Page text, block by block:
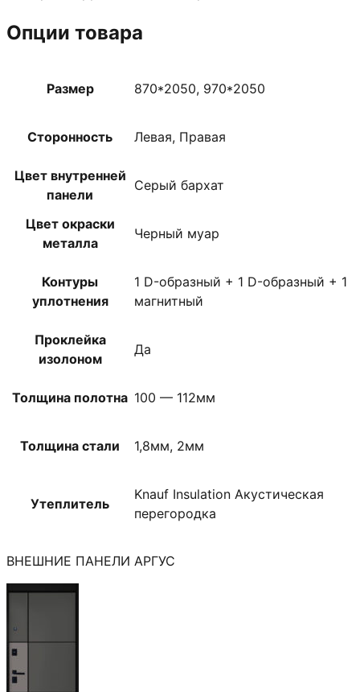
Опции товара
Размер 870*2050, 970*2050
Сторонность Левая, Правая
Цвет внутренней
панели
Серый бархат
Цвет окраски
металла
Черный муар
Контуры
уплотнения
1 D-образный + 1 D-образный + 1
магнитный
Проклейка
изолоном
Да
Толщина полотна 100 — 112мм
Толщина стали 1,8мм, 2мм
Утеплитель
Knauf Insulation Акустическая
перегородка
ВНЕШНИЕ ПАНЕЛИ АРГУС